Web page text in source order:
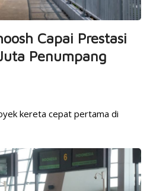
Capai Prestasi
Penumpang
kereta cepat pertama di